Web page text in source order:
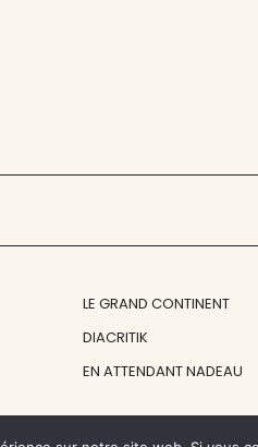
LE GRAND CONTINENT
DIACRITIK
EN ATTENDANT NADEAU